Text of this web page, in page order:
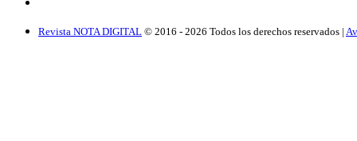
Revista NOTA DIGITAL © 2016 - 2026 Todos los derechos reservados |